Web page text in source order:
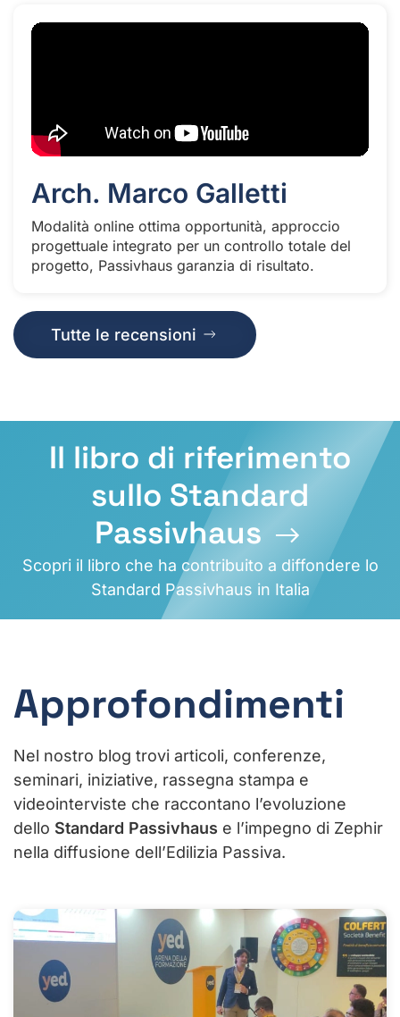
Arch. Marco Galletti
Modalità online ottima opportunità, approccio
progettuale integrato per un controllo totale del
progetto, Passivhaus garanzia di risultato.
Tutte le recensioni
Il libro di riferimento
sullo Standard
Passivhaus
Scopri il libro che ha contribuito a diffondere lo
Standard Passivhaus in Italia
Approfondimenti
Nel nostro blog trovi articoli, conferenze,
seminari, iniziative, rassegna stampa e
videointerviste che raccontano l’evoluzione
dello Standard Passivhaus e l’impegno di Zephir
nella diffusione dell’Edilizia Passiva.